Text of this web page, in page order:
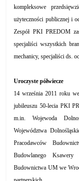
kompleksowe
użyteczności publicznej i
Zespół PKI PREDOM
specjaliści wszystkich
mechanicy, specjaliści ds.
Uroczyste półwiecze
14 września 2011 roku
jubileuszu 50-lecia PKI
m.in. Wojewoda
Województwa
Pracodawców
Budowlanego
Budownictwa UM we